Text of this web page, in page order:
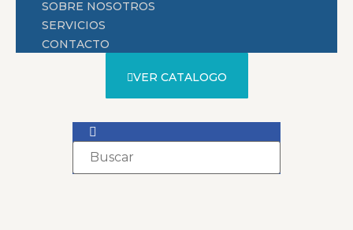
SOBRE NOSOTROS
SERVICIOS
CONTACTO
VER CATALOGO